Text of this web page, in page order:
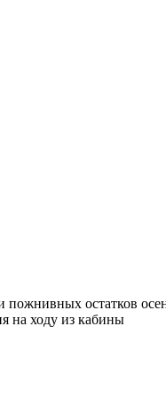
пожнивных остатков
на ходу из кабины